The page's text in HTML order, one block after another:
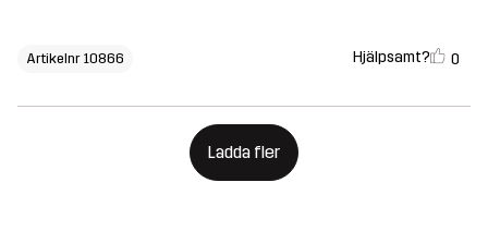
Artikelnr 10866 Hjälpsamt? 0
Ladda fler